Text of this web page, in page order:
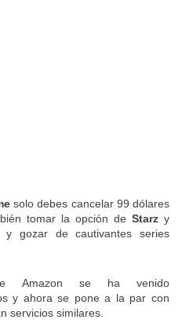
solo debes cancelar 99 dólares
tomar la opción de Starzy
gozar de cautivantes series
Amazon se ha venido
y ahora se pone a la par con
servicios similares.